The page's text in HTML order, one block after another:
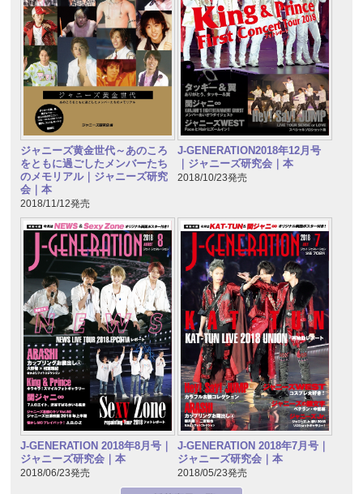
ジャニーズ黄金世代～あのころ
をともに過ごしたメンバーたち
のメモリアル｜ジャニーズ研究
会｜本
2018/11/12発売
J-GENERATION2018年12月号
｜ジャニーズ研究会｜本
2018/10/23発売
J-GENERATION 2018年8月号｜
ジャニーズ研究会｜本
2018/06/23発売
J-GENERATION 2018年7月号｜
ジャニーズ研究会｜本
2018/05/23発売